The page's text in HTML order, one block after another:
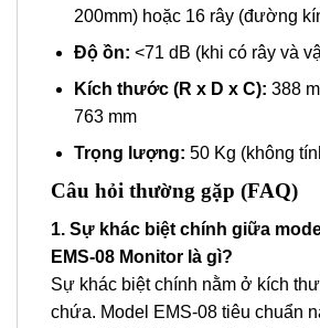
200mm) hoặc 16 rây (đường
Độ ồn: <71 dB (khi có rây và
Kích thước (R x D x C): 388
763 mm
Trọng lượng: 50 Kg (không
Câu hỏi thường gặp (FAQ)
1. Sự khác biệt chính giữa
EMS-08 Monitor là gì?
Sự khác biệt chính nằm ở kích
chứa. Model EMS-08 tiêu chuẩn